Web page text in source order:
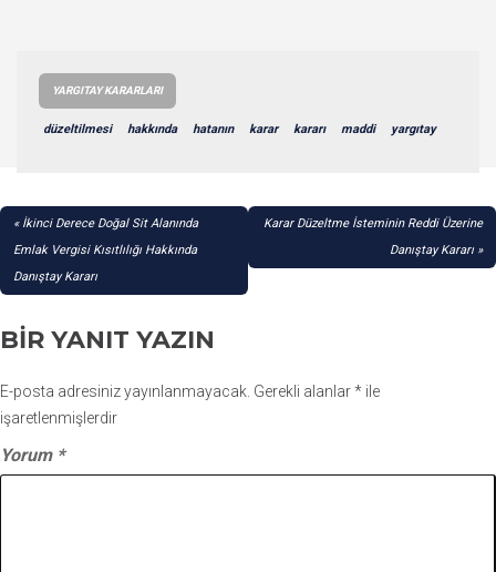
YARGITAY KARARLARI
düzeltilmesi hakkında hatanın karar kararı maddi yargıtay
YAZI
GEZINMESI
İkinci Derece Doğal Sit Alanında
Emlak Vergisi Kısıtlılığı Hakkında
Danıştay Kararı
Karar Düzeltme İsteminin Reddi Üzerine
Danıştay Kararı
BIR YANIT YAZIN
E-posta adresiniz yayınlanmayacak. Gerekli alanlar* ile
işaretlenmişlerdir
Yorum *